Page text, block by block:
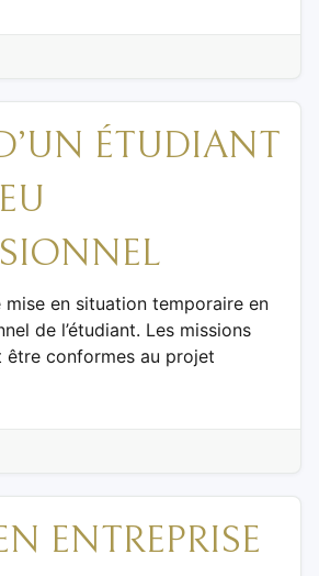
ÉTUDIANT
mise en situation temporaire en
de l’étudiant. Les missions
être conformes au projet
ENTREPRISE